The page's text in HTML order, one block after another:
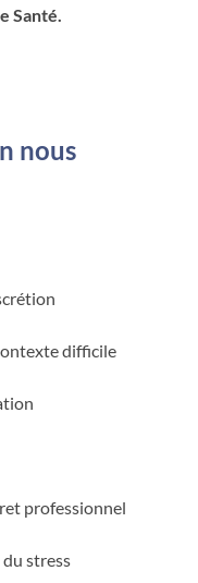
Santé.
nous
difficile
professionnel
stress